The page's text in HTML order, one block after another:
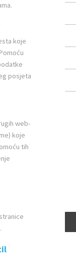
koje
posjeta
web-
koje
tih